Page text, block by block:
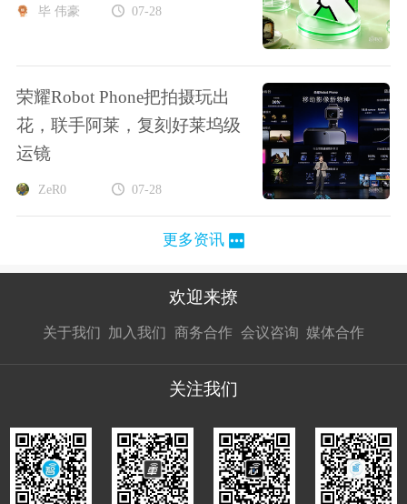
毕 伟豪 07-28
荣耀Robot Phone把拍摄玩出
花，联手阿莱，复刻好莱坞级
运镜
ZeR0 07-28
更多资讯
欢迎来撩
关于我们 加入我们
接扔简历
商务合作
接开聊
会议咨询 媒体合作
接开聊
关注我们